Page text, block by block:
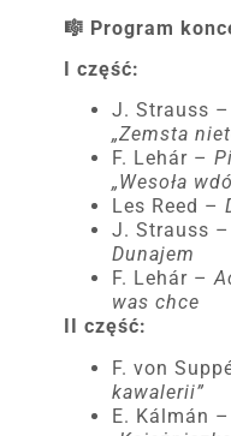
🎼 Program
I część:
J. Strauss –
„Zemsta
F. Lehár –
„Wesoła
Les Reed –
J. Strauss
Dunajem
F. Lehár –
was chce
II część:
F. von
kawalerii”
E. Kálmán